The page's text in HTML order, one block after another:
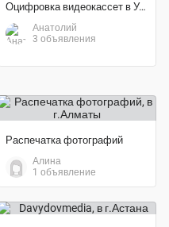
Оцифровка видеокассет в Уральске
Анатолий
3 объявления
Распечатка фотографий
Алина
1 объявление